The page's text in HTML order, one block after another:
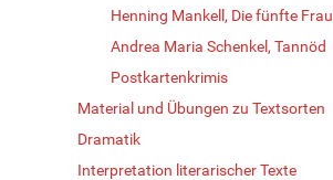
Henning Mankell, Die fünfte Frau
Andrea Maria Schenkel, Tannöd
Postkartenkrimis
Material und Übungen zu Textsorten
Dramatik
Interpretation literarischer Texte